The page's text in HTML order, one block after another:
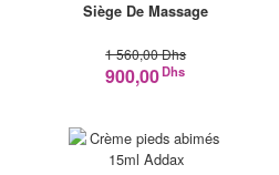
Siège De Massage
1 560,00 Dhs
900,00Dhs